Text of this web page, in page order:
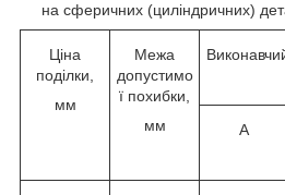
на сферичних (циліндричних)
Ціна
поділки,
мм
Межа
допустимо
ї похибки,
мм
А